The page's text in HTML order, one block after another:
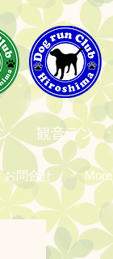
観音ラン
お問合せ More